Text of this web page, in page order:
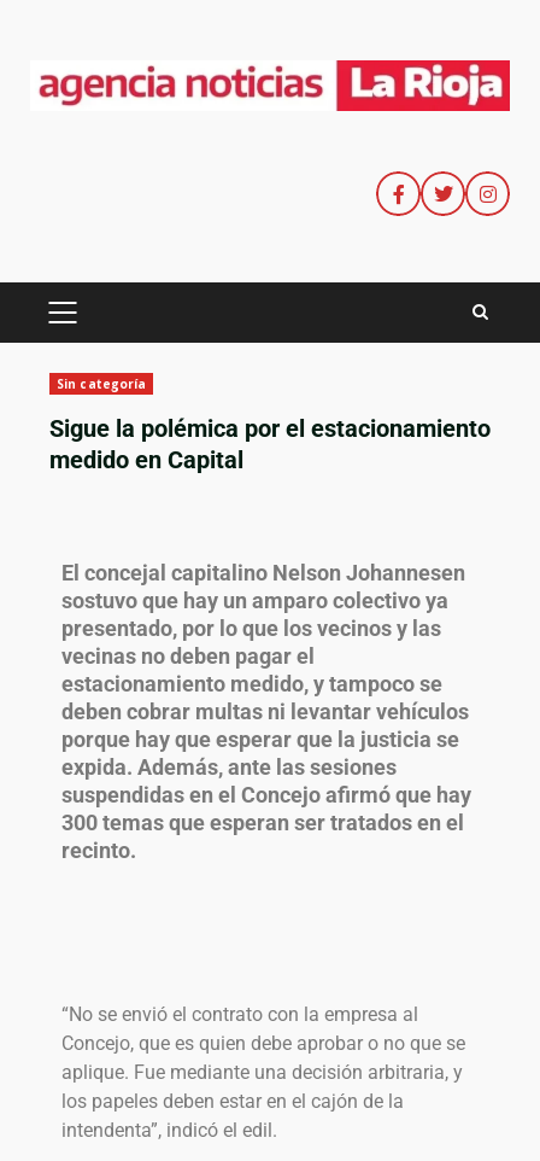
Sin categoría
Sigue la polémica por el estacionamiento
medido en Capital
El concejal capitalino Nelson Johannesen
sostuvo que hay un amparo colectivo ya
presentado, por lo que los vecinos y las
vecinas no deben pagar el
estacionamiento medido, y tampoco se
deben cobrar multas ni levantar vehículos
porque hay que esperar que la justicia se
expida. Además, ante las sesiones
suspendidas en el Concejo afirmó que hay
300 temas que esperan ser tratados en el
recinto.
“No se envió el contrato con la empresa al
Concejo, que es quien debe aprobar o no que se
aplique. Fue mediante una decisión arbitraria, y
los papeles deben estar en el cajón de la
intendenta”, indicó el edil.